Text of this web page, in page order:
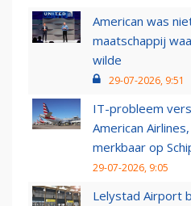
American was
maatschappij
wilde
29-07-2026, 9:51
IT-probleem
American
merkbaar op
29-07-2026, 9:05
Lelystad Airport